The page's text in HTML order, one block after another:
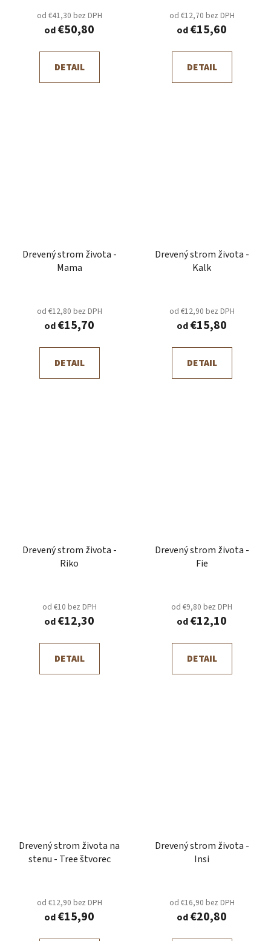
od €41,30 bez DPH
od€50,80
DETAIL
od €12,70 bez DPH
od€15,60
DETAIL
Drevený strom života -
Mama
od €12,80 bez DPH
od€15,70
DETAIL
Drevený strom života -
Kalk
od €12,90 bez DPH
od€15,80
DETAIL
Drevený strom života -
Riko
od €10 bez DPH
od€12,30
DETAIL
Drevený strom života -
Fie
od €9,80 bez DPH
od€12,10
DETAIL
Drevený strom života na
stenu - Tree štvorec
od €12,90 bez DPH
od€15,90
Drevený strom života -
Insi
od €16,90 bez DPH
od€20,80